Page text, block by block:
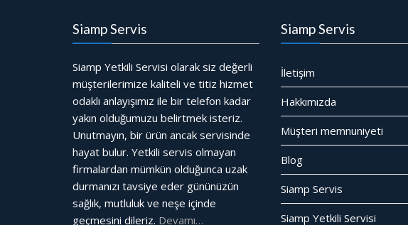
Siamp Servis
Siamp Yetkili Servisi olarak siz değerli
müşterilerimize kaliteli ve titiz hizmet
odaklı anlayışımız ile bir telefon kadar
yakın olduğumuzu belirtmek isteriz.
Unutmayın, bir ürün ancak servisinde
hayat bulur. Yetkili servis olmayan
firmalardan mümkün olduğunca uzak
durmanızı tavsiye eder gününüzün
sağlık, mutluluk ve neşe içinde
geçmesini dileriz. Devamı…
Siamp Servis
İletişim
Hakkımızda
Müşteri memnuniyeti
Blog
Siamp Servis
Siamp Yetkili Servisi